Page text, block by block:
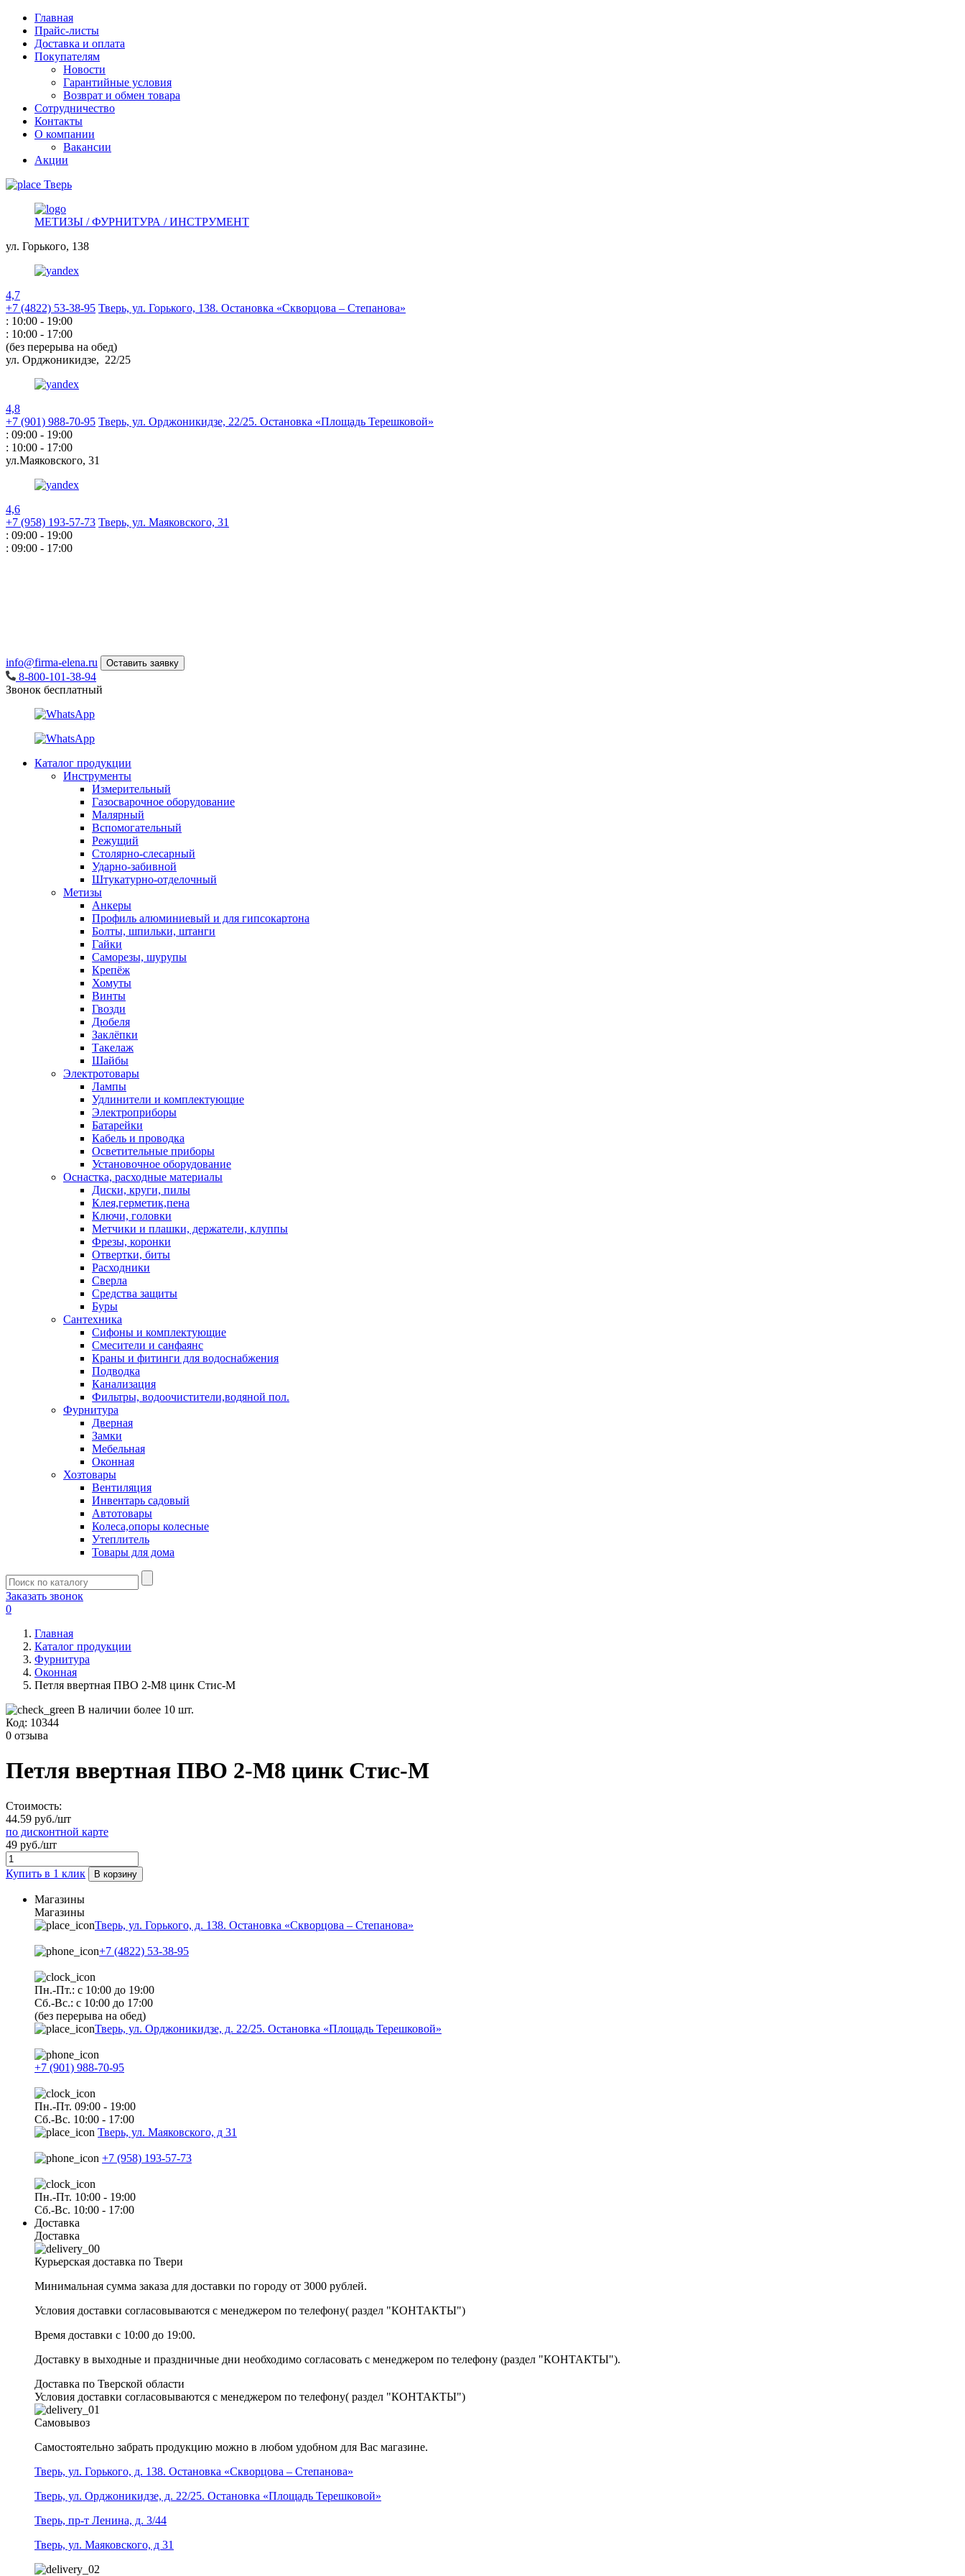
Главная
Прайс-листы
Доставка и оплата
Покупателям
Новости
Гарантийные условия
Возврат и обмен товара
Сотрудничество
Контакты
О компании
Вакансии
Акции
Тверь
МЕТИЗЫ / ФУРНИТУРА / ИНСТРУМЕНТ
ул. Горького, 138
4,7
+7 (4822) 53-38-95 Тверь, ул. Горького, 138. Остановка «Скворцова – Степанова»
: 10:00 - 19:00
: 10:00 - 17:00
(без перерыва на обед)
ул. Орджоникидзе, 22/25
4,8
+7 (901) 988-70-95 Тверь, ул. Орджоникидзе, 22/25. Остановка «Площадь Терешковой»
: 09:00 - 19:00
: 10:00 - 17:00
ул.Маяковского, 31
4,6
+7 (958) 193-57-73 Тверь, ул. Маяковского, 31
: 09:00 - 19:00
: 09:00 - 17:00
info@firma-elena.ru Оставить заявку
8-800-101-38-94
Звонок бесплатный
Каталог продукции
Инструменты
Измерительный
Газосварочное оборудование
Малярный
Вспомогательный
Режущий
Столярно-слесарный
Ударно-забивной
Штукатурно-отделочный
Метизы
Анкеры
Профиль алюминиевый и для гипсокартона
Болты, шпильки, штанги
Гайки
Саморезы, шурупы
Крепёж
Хомуты
Винты
Гвозди
Дюбеля
Заклёпки
Такелаж
Шайбы
Электротовары
Лампы
Удлинители и комплектующие
Электроприборы
Батарейки
Кабель и проводка
Осветительные приборы
Установочное оборудование
Оснастка, расходные материалы
Диски, круги, пилы
Клея,герметик,пена
Ключи, головки
Метчики и плашки, держатели, клуппы
Фрезы, коронки
Отвертки, биты
Расходники
Сверла
Средства защиты
Буры
Сантехника
Сифоны и комплектующие
Смесители и санфаянс
Краны и фитинги для водоснабжения
Подводка
Канализация
Фильтры, водоочистители,водяной пол.
Фурнитура
Дверная
Замки
Мебельная
Оконная
Хозтовары
Вентиляция
Инвентарь садовый
Автотовары
Колеса,опоры колесные
Утеплитель
Товары для дома
Заказать звонок
0
Главная
Каталог продукции
Фурнитура
Оконная
Петля ввертная ПВО 2-М8 цинк Стис-М
В наличии более 10 шт.
Код: 10344
0 отзыва
Петля ввертная ПВО 2-М8 цинк Стис-М
Стоимость:
44.59 руб./шт
по дисконтной карте
49 руб./шт
Купить в 1 клик В корзину
Магазины
Магазины
Тверь, ул. Горького, д. 138. Остановка «Скворцова – Степанова»
+7 (4822) 53-38-95
Пн.-Пт.: с 10:00 до 19:00
Сб.-Вс.: с 10:00 до 17:00
(без перерыва на обед)
Тверь, ул. Орджоникидзе, д. 22/25. Остановка «Площадь Терешковой»
+7 (901) 988-70-95
Пн.-Пт. 09:00 - 19:00
Сб.-Вс. 10:00 - 17:00
Тверь, ул. Маяковского, д 31
+7 (958) 193-57-73
Пн.-Пт. 10:00 - 19:00
Сб.-Вс. 10:00 - 17:00
Доставка
Доставка
Курьерская доставка по Твери
Минимальная сумма заказа для доставки по городу от 3000 рублей.
Условия доставки согласовываются с менеджером по телефону( раздел "КОНТАКТЫ")
Время доставки с 10:00 до 19:00.
Доставку в выходные и праздничные дни необходимо согласовать с менеджером по телефону (раздел "КОНТАКТЫ").
Доставка по Тверской области
Условия доставки согласовываются с менеджером по телефону( раздел "КОНТАКТЫ")
Самовывоз
Самостоятельно забрать продукцию можно в любом удобном для Вас магазине.
Тверь, ул. Горького, д. 138. Остановка «Скворцова – Степанова»
Тверь, ул. Орджоникидзе, д. 22/25. Остановка «Площадь Терешковой»
Тверь, пр-т Ленина, д. 3/44
Тверь, ул. Маяковского, д 31